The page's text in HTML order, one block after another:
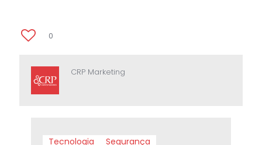
0
CRP Marketing
Tecnologia Segurança